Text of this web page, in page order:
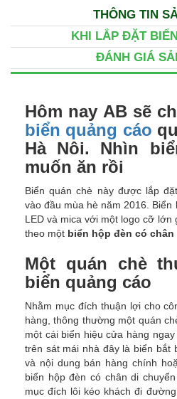
THÔNG TIN
KHI LẮP ĐẶT
ĐÁNH GIÁ
Hôm nay AB sẽ
biển quảng cáo
Hà Nôi. Nhìn
muốn ăn rồi
Biển quán chè này được lắp
vào đầu mùa hè năm 2016. Biển
LED và mica với một logo cỡ lớn
theo một biển hộp đèn có chân
Một quán chè
biển quảng cáo
Nhằm mục đích thuận lợi cho
hàng, thông thường một quán
một cái biển hiệu cửa hàng
trên sát mái nhà đây là biển bắt
và nội dung bán hàng chính
biển hộp đèn có chân di
mục đích lôi kéo khách đi